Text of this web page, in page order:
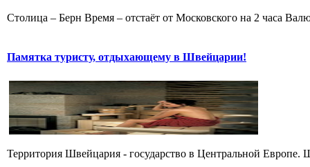
Столица – Берн Время – отстаёт от Московского на 2 часа
Памятка туристу, отдыхающему в Швейцарии!
Территория Швейцария - государство в Центральной